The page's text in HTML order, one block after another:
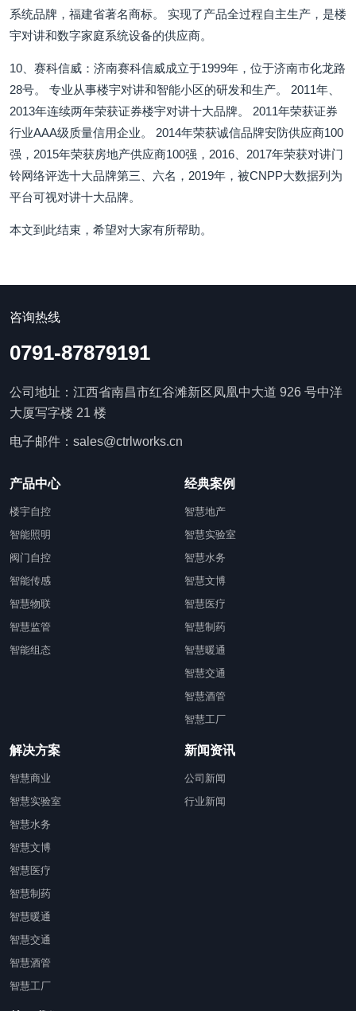
系统品牌，福建省著名商标。 实现了产品全过程自主生产，是楼
宇对讲和数字家庭系统设备的供应商。
10、赛科信威：济南赛科信威成立于1999年，位于济南市化龙路
28号。 专业从事楼宇对讲和智能小区的研发和生产。 2011年、
2013年连续两年荣获证券楼宇对讲十大品牌。 2011年荣获证券
行业AAA级质量信用企业。 2014年荣获诚信品牌安防供应商100
强，2015年荣获房地产供应商100强，2016、2017年荣获对讲门
铃网络评选十大品牌第三、六名，2019年，被CNPP大数据列为
平台可视对讲十大品牌。
本文到此结束，希望对大家有所帮助。
咨询热线
0791-87879191
公司地址：江西省南昌市红谷滩新区凤凰中大道 926 号中洋
大厦写字楼 21 楼
电子邮件：sales@ctrlworks.cn
产品中心
楼宇自控
智能照明
阀门自控
智能传感
智慧物联
智慧监管
智能组态
经典案例
智慧地产
智慧实验室
智慧水务
智慧文博
智慧医疗
智慧制药
智慧暖通
智慧交通
智慧酒管
智慧工厂
解决方案
智慧商业
智慧实验室
智慧水务
智慧文博
智慧医疗
智慧制药
智慧暖通
智慧交通
智慧酒管
智慧工厂
新闻资讯
公司新闻
行业新闻